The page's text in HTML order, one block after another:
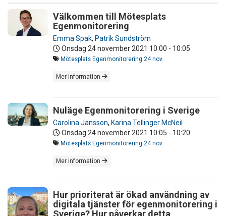
Välkommen till Mötesplats
Egenmonitorering
Emma Spak, Patrik Sundström
Onsdag 24 november 2021 10:00 - 10:05
Mötesplats Egenmonitorering 24 nov
Mer information
Nuläge Egenmonitorering i Sverige
Carolina Jansson, Karina Tellinger McNeil
Onsdag 24 november 2021 10:05 - 10:20
Mötesplats Egenmonitorering 24 nov
Mer information
Hur prioriterat är ökad användning av
digitala tjänster för egenmonitorering i
Sverige? Hur påverkar detta